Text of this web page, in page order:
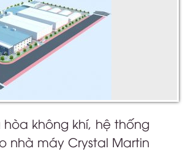
không khí, hệ thống
nhà máy Crystal Martin